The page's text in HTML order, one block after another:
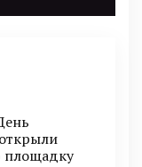
площадку